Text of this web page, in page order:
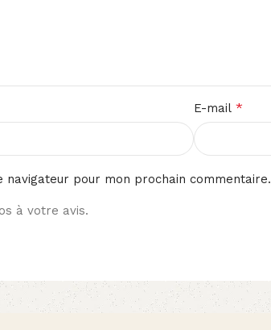
E-mail *
pour mon prochain commentaire.
à votre avis.